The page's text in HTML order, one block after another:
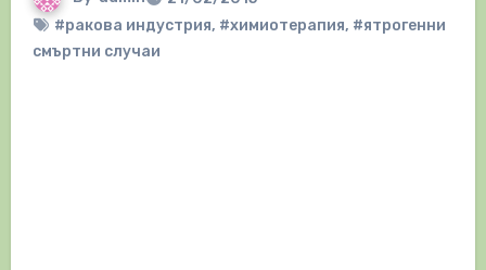
#ракова индустрия, #химиотерапия, #ятрогенни
смъртни случаи